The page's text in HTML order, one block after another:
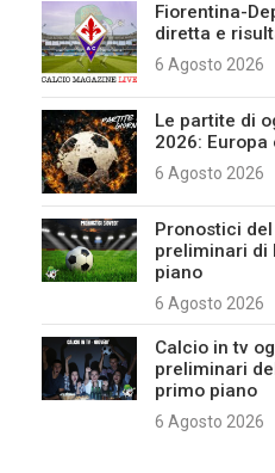
Fiorentina-
diretta e
6 Agosto 2026
Le partite di
2026:
6 Agosto 2026
Pronostici
preliminari di
piano
6 Agosto 2026
Calcio in tv
preliminari
primo piano
6 Agosto 2026